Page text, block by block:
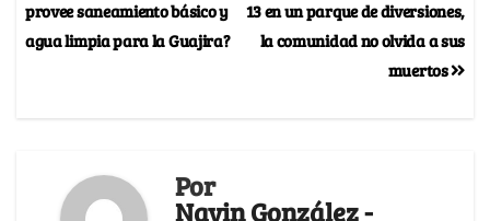
13 en un parque de diversiones,
la comunidad no olvida a sus
muertos
provee saneamiento básico y
agua limpia para la Guajira?
Por
Navin González -